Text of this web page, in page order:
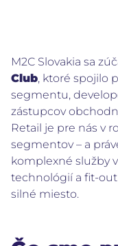
M2C Slovakia sa
Club, ktoré spojilo
segmentu,
zástupcov
Retail je pre nás v
segmentov – a
komplexné služby
technológií a fit-
silné miesto.